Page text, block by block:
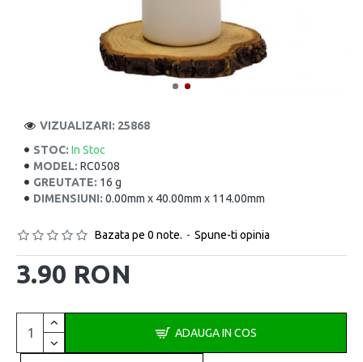
STOC: In Stoc
MODEL: RC0508
GREUTATE: 16 g
DIMENSIUNI: 0.00mm x 40.00mm x 114.00mm
VIZUALIZARI: 25868
Bazata pe 0 note. - Spune-ti opinia
3.90 RON
ADAUGA IN COS